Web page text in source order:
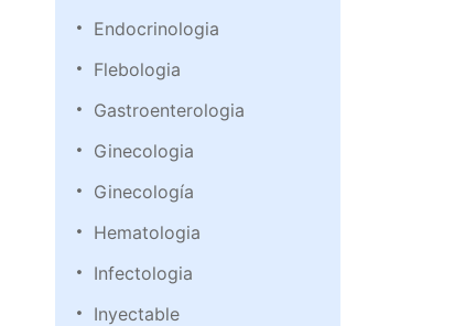
Endocrinologia
Flebologia
Gastroenterologia
Ginecologia
Ginecología
Hematologia
Infectologia
Inyectable